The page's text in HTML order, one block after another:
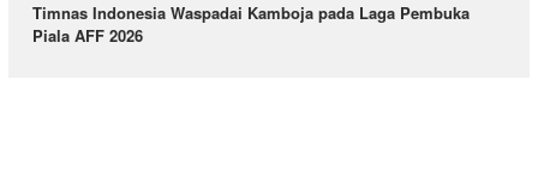
Timnas Indonesia Waspadai Kamboja pada Laga Pembuka
Piala AFF 2026